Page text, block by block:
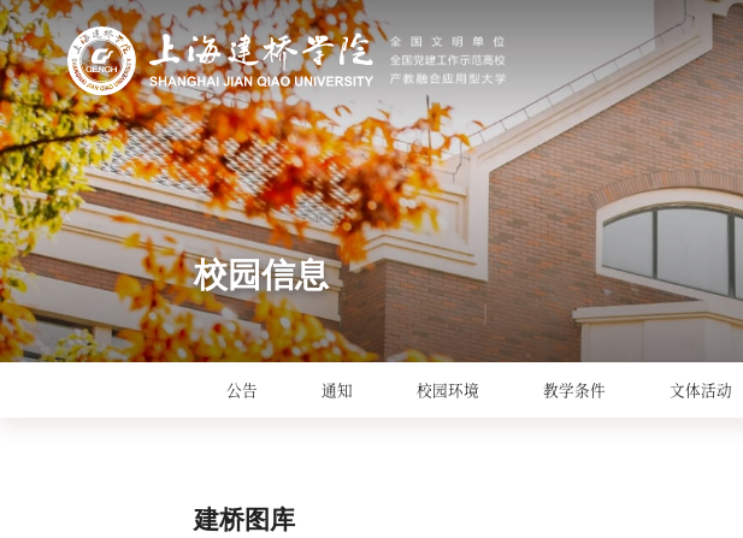
校园信息
公告 通知 校园环境 教学条件 文体活动
建桥图库